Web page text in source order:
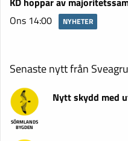
Ons 14:00
NYHETER
Senaste nytt från
SÖRMLANDS
BYGDEN
Nytt skydd med